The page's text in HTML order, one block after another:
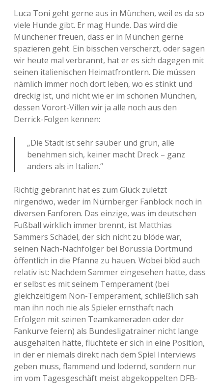
Luca Toni geht gerne aus in München, weil es da so
viele Hunde gibt. Er mag Hunde. Das wird die
Münchener freuen, dass er in München gerne
spazieren geht. Ein bisschen verscherzt, oder sagen
wir heute mal verbrannt, hat er es sich dagegen mit
seinen italienischen Heimatfrontlern. Die müssen
nämlich immer noch dort leben, wo es stinkt und
dreckig ist, und nicht wie er im schönen München,
dessen Vorort-Villen wir ja alle noch aus den
Derrick-Folgen kennen:
„Die Stadt ist sehr sauber und grün, alle
benehmen sich, keiner macht Dreck – ganz
anders als in Italien.“
Richtig gebrannt hat es zum Glück zuletzt
nirgendwo, weder im Nürnberger Fanblock noch in
diversen Fanforen. Das einzige, was im deutschen
Fußball wirklich immer brennt, ist Matthias
Sammers Schädel, der sich nicht zu blöde war,
seinen Nach-Nachfolger bei Borussia Dortmund
öffentlich in die Pfanne zu hauen. Wobei blöd auch
relativ ist: Nachdem Sammer eingesehen hatte, dass
er selbst es mit seinem Temperament (bei
gleichzeitigem Non-Temperament, schließlich sah
man ihn noch nie als Spieler ernsthaft nach
Erfolgen mit seinen Teamkameraden oder der
Fankurve feiern) als Bundesligatrainer nicht lange
ausgehalten hätte, flüchtete er sich in eine Position,
in der er niemals direkt nach dem Spiel Interviews
geben muss, flammend und lodernd, sondern nur
im vom Tagesgeschäft meist abgekoppelten DFB-